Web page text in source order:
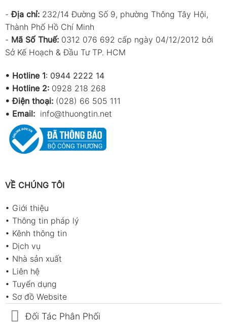
-Địa chỉ: 232/14 Đường Số 9, phường Thông Tây Hội,
Thành Phố Hồ Chí Minh
- Mã Số Thuế: 0312 076 692 cấp ngày 04/12/2012 bởi
Sở Kế Hoạch & Đầu Tư TP. HCM
• Hotline 1: 0944 2222 14
• Hotline 2: 0928 218 268
• Điện thoại: (028) 66 505 111
• Email: info@thuongtin.net
VỀ CHÚNG TÔI
• Giới thiệu
• Thông tin pháp lý
• Kênh thông tin
• Dịch vụ
• Nhà sản xuất
• Liên hệ
• Tuyển dụng
• Sơ đồ Website
Đối Tác Phân Phối